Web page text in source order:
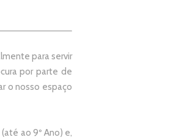
para servir
por parte de
o nosso espaço
ao 9º Ano) e,